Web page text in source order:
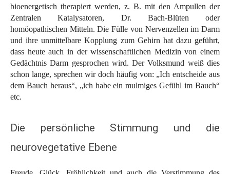
bioenergetisch therapiert werden, z. B. mit den Ampullen der
Zentralen Katalysatoren, Dr. Bach-Blüten oder
homöopathischen Mitteln. Die Fülle von Nervenzellen im Darm
und ihre unmittelbare Kopplung zum Gehirn hat dazu geführt,
dass heute auch in der wissenschaftlichen Medizin von einem
Gedächtnis Darm gesprochen wird. Der Volksmund weiß dies
schon lange, sprechen wir doch häufig von: „Ich entscheide aus
dem Bauch heraus“, „ich habe ein mulmiges Gefühl im Bauch“
etc.
Die persönliche Stimmung und die
neurovegetative Ebene